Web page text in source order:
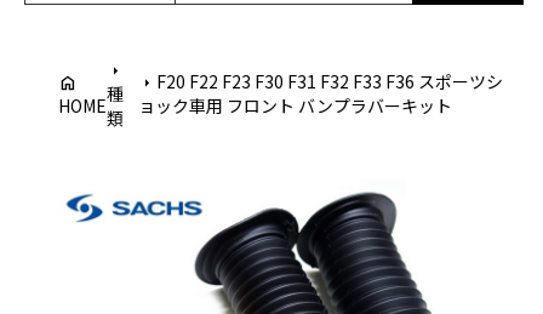
home
HOME
arrow_right
種
類
arrow_right F20 F22 F23 F30 F31 F32 F33 F36 スポーツシ
ョック車用 フロント バンプラバーキット